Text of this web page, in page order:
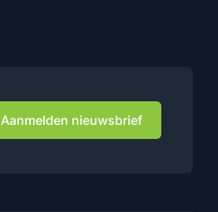
Aanmelden nieuwsbrief